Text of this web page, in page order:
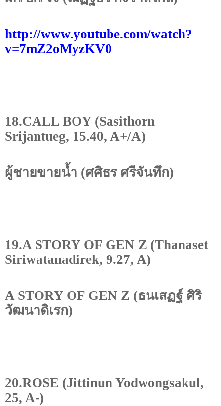
http://www.youtube.com/watch?
v=7mZ2oMyzKV0
18.CALL BOY (Sasithorn
Srijantueg, 15.40, A+/A)
ผู้ชายขายน้ำ (ศศิธร ศรีจันทึก)
19.A STORY OF GEN Z (Thanaset
Siriwatanadirek, 9.27, A)
A STORY OF GEN Z (ธนเสฏฐ์ ศิริ
วัฒนาดิเรก)
20.ROSE (Jittinun Yodwongsakul,
25, A-)